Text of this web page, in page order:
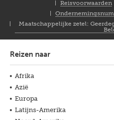
Reisvoorwaarden
Maatschappelijke zetel:
Reizen naar
Afrika
Azië
Europa
Latijns-Amerika